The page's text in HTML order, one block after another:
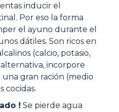
inducir el
Por eso la forma
el ayuno durante el
dátiles. Son ricos en
(calcio, potasio,
incorpore
gran ración (medio
cocidas.
! Se pierde agua